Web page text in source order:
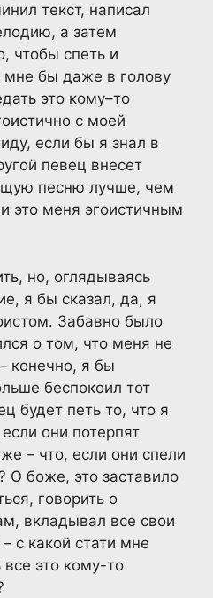
текст, написал
а затем
чтобы спеть и
мне бы даже в голову
это кому–то
с моей
если бы я знал в
певец внесет
песню лучше, чем
это меня эгоистичным
но, оглядываясь
я бы сказал, да, я
Забавно было
о том, что меня не
конечно, я бы
беспокоил тот
будет петь то, что я
они потерпят
– что, если они спели
О боже, это заставило
говорить о
вкладывал все свои
с какой стати мне
все это кому-то